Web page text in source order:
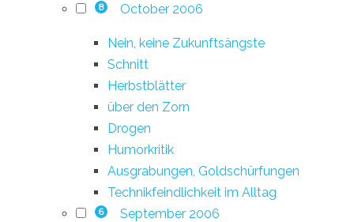
8 October 2006
Nein, keine Zukunftsängste
Schnitt
Herbstblätter
über den Zorn
Drogen
Humorkritik
Ausgrabungen, Goldschürfungen
Technikfeindlichkeit im Alltag
6 September 2006